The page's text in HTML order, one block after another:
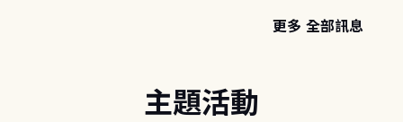
更多 全部訊息
主題活動